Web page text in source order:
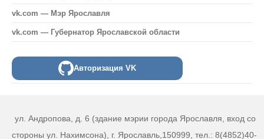
vk.com — Мэр Ярославля
vk.com — Губернатор Ярославской области
Авторизация VK
ул. Андропова, д. 6 (здание мэрии города Ярославля, вход со
стороны ул. Нахимсона), г. Ярославль,150999, тел.: 8(4852)40-